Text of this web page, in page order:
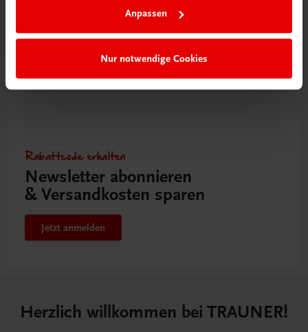
Anpassen
Nur notwendige Cookies
Rabattcode erhalten
Newsletter abonnieren
& Versandkosten sparen
Jetzt anmelden
Herzlich willkommen bei TRAUNER!